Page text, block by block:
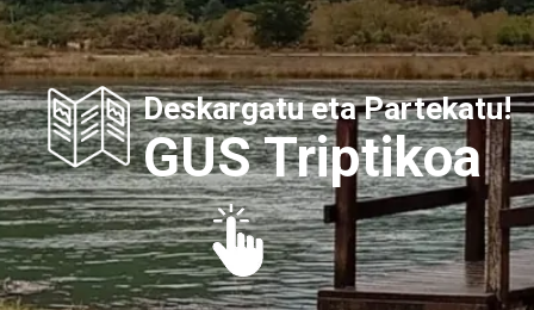
Deskargatu eta Partekatu!
GUS Triptikoa